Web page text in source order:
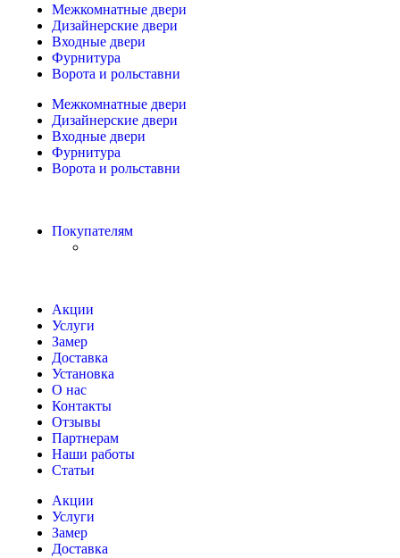
Межкомнатные двери
Дизайнерские двери
Входные двери
Фурнитура
Ворота и рольставни
Межкомнатные двери
Дизайнерские двери
Входные двери
Фурнитура
Ворота и рольставни
Покупателям
Акции
Услуги
Замер
Доставка
Установка
О нас
Контакты
Отзывы
Партнерам
Наши работы
Статьи
Акции
Услуги
Замер
Доставка